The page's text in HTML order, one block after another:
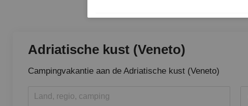
Adriatische kust (Veneto)
Campingvakantie aan de Adriatische kust (Veneto)
Land, regio, camping